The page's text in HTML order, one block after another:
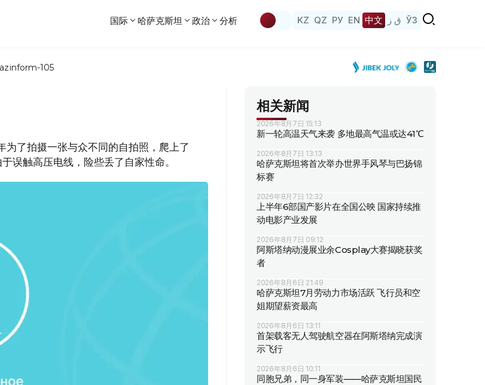
国际 哈萨克斯坦 政治 分析 KZ QZ РУ EN 中文 ق ز ЎЗ
105
了拍摄一张与众不同的自拍照，爬上了
误触高压电线，险些丢了自家性命。
相关新闻
2026年8月7日 15:13
新一轮高温天气来袭 多地最高气温或达41℃
2026年8月7日 13:13
哈萨克斯坦将首次举办世界手风琴与巴扬锦
标赛
2026年8月7日 12:32
上半年6部国产影片在全国公映 国家持续推
动电影产业发展
2026年8月7日 09:12
阿斯塔纳动漫展业余Cosplay大赛揭晓获奖
者
2026年8月6日 21:49
哈萨克斯坦7月劳动力市场活跃 飞行员和空
姐期望薪资最高
2026年8月6日 13:11
首架载客无人驾驶航空器在阿斯塔纳完成演
示飞行
2026年8月6日 10:11
同胞兄弟，同一身军装——哈萨克斯坦国民